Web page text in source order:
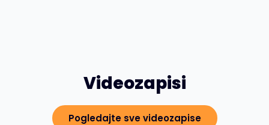
Videozapisi
Pogledajte sve videozapise